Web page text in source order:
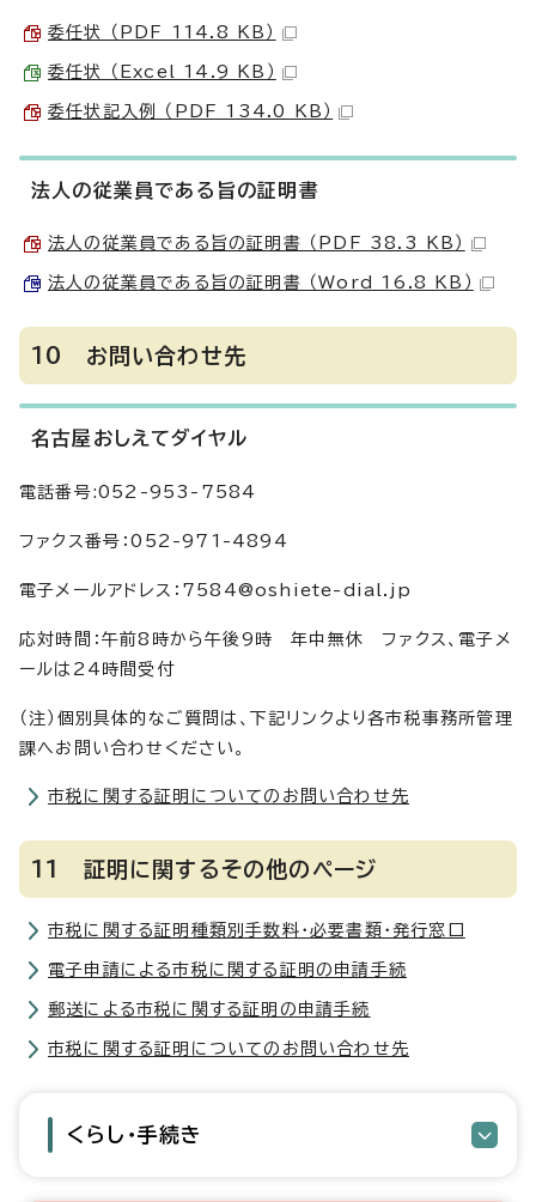
委任状 （PDF 114.8 KB）
委任状 （Excel 14.9 KB）
委任状記入例 （PDF 134.0 KB）
法人の従業員である旨の証明書
法人の従業員である旨の証明書 （PDF 38.3 KB）
法人の従業員である旨の証明書 （Word 16.8 KB）
10 お問い合わせ先
名古屋おしえてダイヤル
電話番号:052-953-7584
ファクス番号：052-971-4894
電子メールアドレス：7584@oshiete-dial.jp
応対時間：午前8時から午後9時 年中無休 ファクス、電子メ
ールは24時間受付
（注）個別具体的なご質問は、下記リンクより各市税事務所管理
課へお問い合わせください。
市税に関する証明についてのお問い合わせ先
11 証明に関するその他のページ
市税に関する証明種類別手数料・必要書類・発行窓口
電子申請による市税に関する証明の申請手続
郵送による市税に関する証明の申請手続
市税に関する証明についてのお問い合わせ先
くらし・手続き